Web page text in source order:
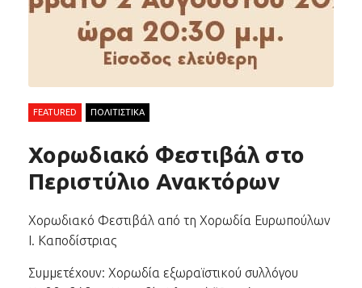
FEATURED ΠΟΛΙΤΙΣΤΙΚΑ
Χορωδιακό Φεστιβάλ στο
Περιστύλιο Ανακτόρων
Χορωδιακό Φεστιβάλ από τη Χορωδία Ευρωπούλων
Ι. Καποδίστριας
Συμμετέχουν: Χορωδία εξωραϊστικού συλλόγου